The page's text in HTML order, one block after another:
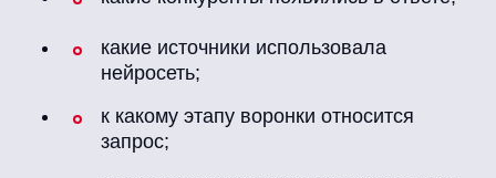
какие источники использовала
нейросеть;
к какому этапу воронки относится
запрос;